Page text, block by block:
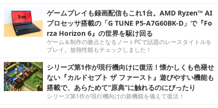
ゲームプレイも録画配信もこれ1台。AMD Ryzen™ AI
プロセッサ搭載の「G TUNE P5-A7G60BK-D」で『Fo
rza Horizon 6』の世界を駆け回る
ゲーム＆制作の拠点となるノートPCで話題のレースタイトルを
プレイ。放熱性能もチェックしました！
シリーズ第1作が現行機向けに復活！懐かしくも色褪せ
ない『カルドセプト ザ ファースト』遊びやすい機能も
搭載で、あらためて“原典”に触れるのにぴったり
シリーズ第1作が現行機向けの新機能を備えて復活！